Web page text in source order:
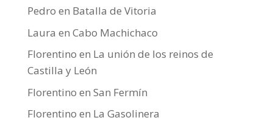
Pedro en Batalla de Vitoria
Laura en Cabo Machichaco
Florentino en La unión de los reinos de
Castilla y León
Florentino en San Fermín
Florentino en La Gasolinera